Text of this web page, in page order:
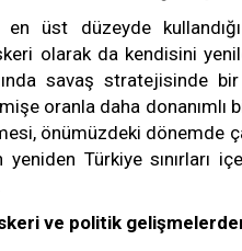
üst düzeyde
olarak da kendisini
savaş stratejisinde
oranla daha
önümüzdeki dönemde
yeniden Türkiye sınırları
ve politik